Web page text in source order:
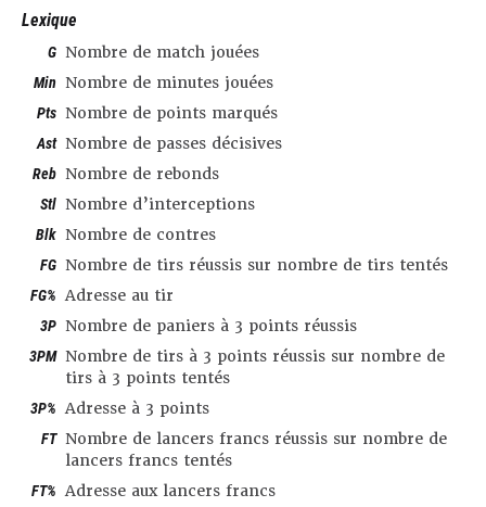
Lexique
G Nombre de match jouées
Min Nombre de minutes jouées
Pts Nombre de points marqués
Ast Nombre de passes décisives
Reb Nombre de rebonds
Stl Nombre d’interceptions
Blk Nombre de contres
FG Nombre de tirs réussis sur nombre de tirs tentés
FG% Adresse au tir
3P Nombre de paniers à 3 points réussis
3PM Nombre de tirs à 3 points réussis sur nombre de
tirs à 3 points tentés
3P% Adresse à 3 points
FT Nombre de lancers francs réussis sur nombre de
lancers francs tentés
FT% Adresse aux lancers francs